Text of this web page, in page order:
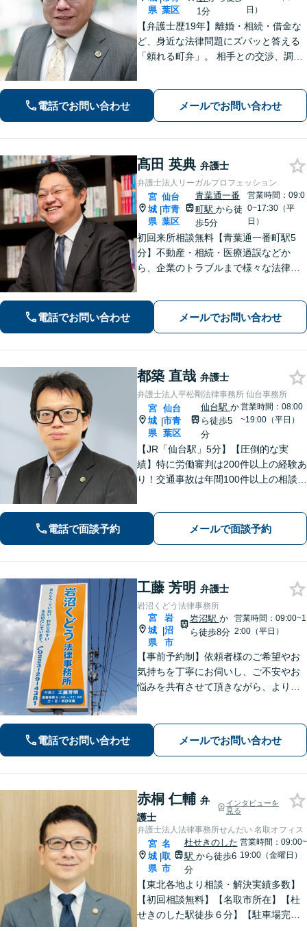
県 葉区
1分
日）
【弁護士歴19年】離婚・相続・借金な
ど、身近な法律問題にズバッと答える
「頼れる町弁」。 相手との交渉、調
談料30分1,100円】【大町西公園駅1
分】【夜間・休日対応可能】
電話でお問い合わせ メールでお問い合わせ
髙田 英典 弁護士
弁護士法人リーガルプロフェッション
宮
城
県
|
仙台
市青
葉区
青葉通一番
町駅 から徒
歩5分
営業時間：09:0
0~17:30（平
日）
初回来所相談無料【青葉通一番町駅5
分】不動産・相続・医療過誤などか
ら、企業のトラブルまで様々な法律問
くことを最も重視しています。お困り
の方はご相談ください。9名の弁護士が
電話でお問い合わせ メールでお問い合わせ
都築 直哉 弁護士
弁護士法人平松剛法律事務所 仙台事務所
宮
城
県
|
仙台
市青
葉区
仙台駅 か
ら徒歩5
分
営業時間：08:00
~19:00（平日）
【JR「仙台駅」5分】【圧倒的な実
績】特に労働審判は200件以上の経験あ
り！交通事故は年間100件以上の相談対
士資格あり】【中小企業診断士資格あ
り】【東北大学法学研究科助教も経
電話で面談予約 メールで面談予約
工藤 芳明 弁護士
岩沼くどう法律事務所
宮
城
県
|
岩
沼
市
岩沼駅 か
ら徒歩8分
営業時間：09:00~1
2:00（平日）
【事前予約制】依頼者様のご希望やお
気持ちを丁寧にお伺いし、ご不安やお
悩みを共有させて頂きながら、より良
談可】【駐車場完備】
電話でお問い合わせ メールでお問い合わせ
赤桐 仁輔 弁
護士
インタビューを
見る
弁護士法人法律事務所せんだい 名取オフィス
宮
城
県
|
名
取
市
杜せきのした
駅 から徒歩6
分
営業時間：09:00~
19:00（金曜日）
【東北各地より相談・解決実績多数】
【初回相談無料】【名取市所在】【杜
せきのした駅徒歩６分】【駐車場完